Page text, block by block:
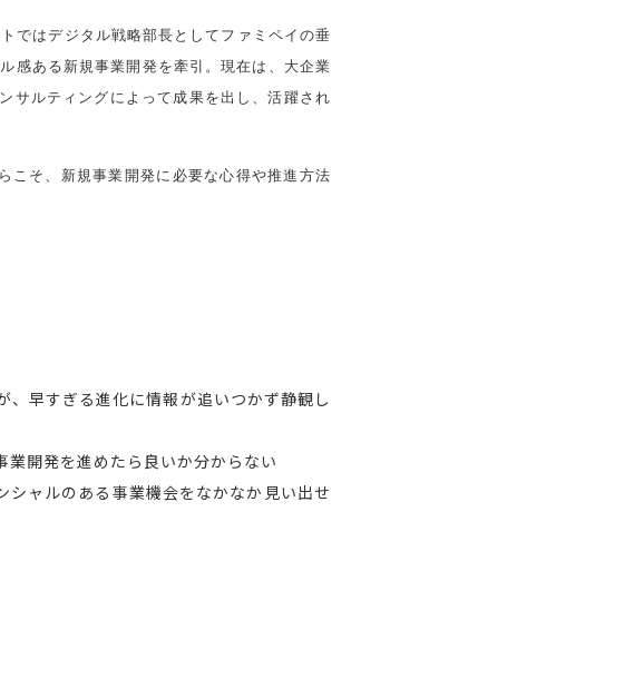
ではデジタル戦略部長としてファミペイの垂
感ある新規事業開発を牽引。現在は、大企業
サルティングによって成果を出し、活躍され
こそ、新規事業開発に必要な心得や推進方法
、早すぎる進化に情報が追いつかず静観し
業開発を進めたら良いか分からない
シャルのある事業機会をなかなか見い出せ